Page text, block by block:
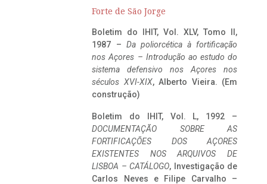
Forte de São Jorge
Boletim do IHIT, Vol. XLV, Tomo II,
1987 – Da poliorcética à fortificação
nos Açores – Introdução ao estudo do
sistema defensivo nos Açores nos
séculos XVI-XIX, Alberto Vieira. (Em
construção)
Boletim do IHIT, Vol. L, 1992 –
DOCUMENTAÇÃO SOBRE AS
FORTIFICAÇÕES DOS AÇORES
EXISTENTES NOS ARQUIVOS DE
LISBOA – CATÁLOGO, Investigação de
Carlos Neves e Filipe Carvalho –